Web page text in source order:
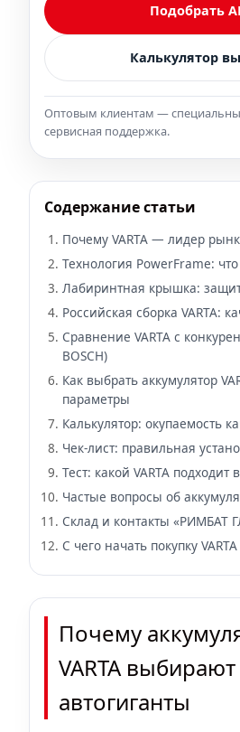
Подобрать
Калькулятор
Оптовым клиентам —
сервисная поддержка.
Содержание статьи
Почему VARTA — лидер
Технология PowerFrame:
Лабиринтная крышка:
Российская сборка VARTA:
Сравнение VARTA с
BOSCH)
Как выбрать аккумулятор
параметры
Калькулятор: окупаемость
Чек-лист: правильная
Тест: какой VARTA подходит
Частые вопросы об
Склад и контакты «РИМБАТ
С чего начать покупку VARTA
Почему
VARTA выбирают
автогиганты